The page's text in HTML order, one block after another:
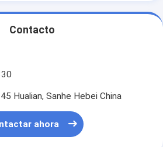
Contacto
Hualian, Sanhe Hebei China
ahora